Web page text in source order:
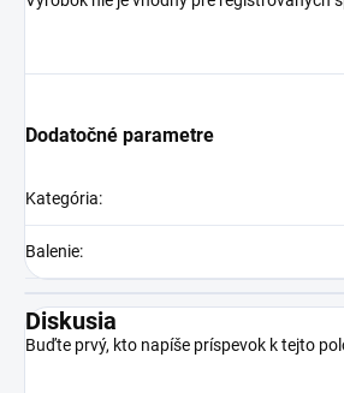
Dodatočné parametre
Kategória:
Balenie:
Diskusia
Buďte prvý, kto napíše príspevok k tejto